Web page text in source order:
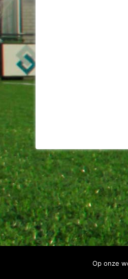
Spartaan'20 Copyright 2022 -
Op onze